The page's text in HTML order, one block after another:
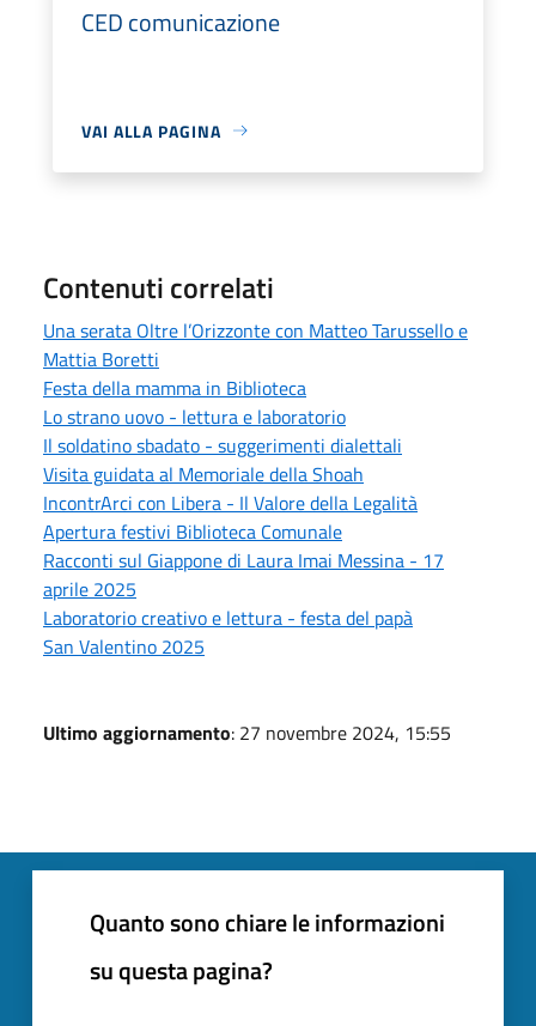
CED comunicazione
VAI ALLA PAGINA
Contenuti correlati
Una serata Oltre l’Orizzonte con Matteo Tarussello e
Mattia Boretti
Festa della mamma in Biblioteca
Lo strano uovo - lettura e laboratorio
Il soldatino sbadato - suggerimenti dialettali
Visita guidata al Memoriale della Shoah
IncontrArci con Libera - Il Valore della Legalità
Apertura festivi Biblioteca Comunale
Racconti sul Giappone di Laura Imai Messina - 17
aprile 2025
Laboratorio creativo e lettura - festa del papà
San Valentino 2025
Ultimo aggiornamento: 27 novembre 2024, 15:55
Quanto sono chiare le informazioni
su questa pagina?